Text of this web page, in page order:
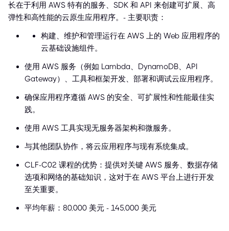
长在于利用 AWS 特有的服务、SDK 和 API 来创建可扩展、高
弹性和高性能的云原生应用程序。- 主要职责：
构建、维护和管理运行在 AWS 上的 Web 应用程序的
云基础设施组件。
使用 AWS 服务（例如 Lambda、DynamoDB、API
Gateway）、工具和框架开发、部署和调试云应用程序。
确保应用程序遵循 AWS 的安全、可扩展性和性能最佳实
践。
使用 AWS 工具实现无服务器架构和微服务。
与其他团队协作，将云应用程序与现有系统集成。
CLF-C02 课程的优势：提供对关键 AWS 服务、数据存储
选项和网络的基础知识，这对于在 AWS 平台上进行开发
至关重要。
平均年薪：80,000 美元 - 145,000 美元